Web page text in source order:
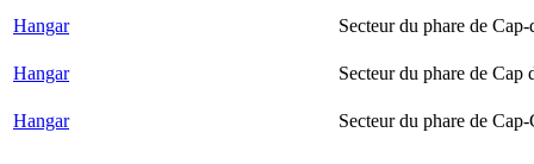
Hangar Secteur du phare de Cap-
Hangar Secteur du phare de Cap
Hangar Secteur du phare de Cap-